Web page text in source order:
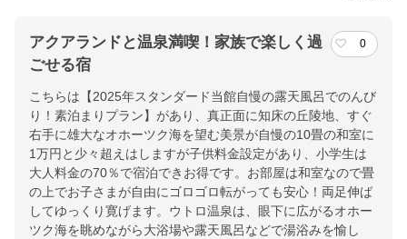
アクアランドと温泉満喫！家族で楽しく過
ごせる宿
0
こちらは【2025年スタンダード当館自慢の露天風呂でのんび
り！素泊まりプラン】があり、真正面に知床の丘陵地、すぐ
右手に雄大なオホーツク海を望む美景が自慢の10畳の和室に
1万円と少々超えはしますが子供料金設定があり、小学生は
大人料金の70％で宿泊できお得です。お部屋は和室なので畳
の上でお子さまが自由にゴロゴロ転がっても安心！両足伸ば
してゆっくり寛げます。ウトロ温泉は、眼下に広がるオホー
ツク海を眺めながら大浴場や露天風呂などで湯浴みを愉し